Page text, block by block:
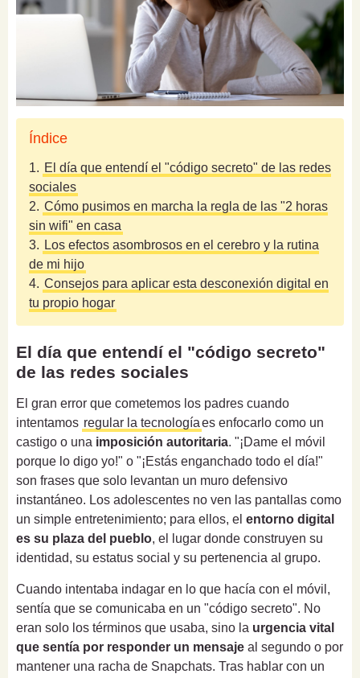
Índice
1. El día que entendí el "código secreto" de las redes
sociales
2. Cómo pusimos en marcha la regla de las "2 horas
sin wifi" en casa
3. Los efectos asombrosos en el cerebro y la rutina
de mi hijo
4. Consejos para aplicar esta desconexión digital en
tu propio hogar
El día que entendí el "código secreto"
de las redes sociales
El gran error que cometemos los padres cuando
intentamos regular la tecnologíaes enfocarlo como un
castigo o una imposición autoritaria. "¡Dame el móvil
porque lo digo yo!" o "¡Estás enganchado todo el día!"
son frases que solo levantan un muro defensivo
instantáneo. Los adolescentes no ven las pantallas como
un simple entretenimiento; para ellos, el entorno digital
es su plaza del pueblo, el lugar donde construyen su
identidad, su estatus social y su pertenencia al grupo.
Cuando intentaba indagar en lo que hacía con el móvil,
sentía que se comunicaba en un "código secreto". No
eran solo los términos que usaba, sino la urgencia vital
que sentía por responder un mensaje al segundo o por
mantener una racha de Snapchats. Tras hablar con un